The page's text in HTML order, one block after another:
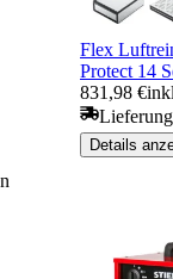
Flex
Protect 14
831,98 €
Details